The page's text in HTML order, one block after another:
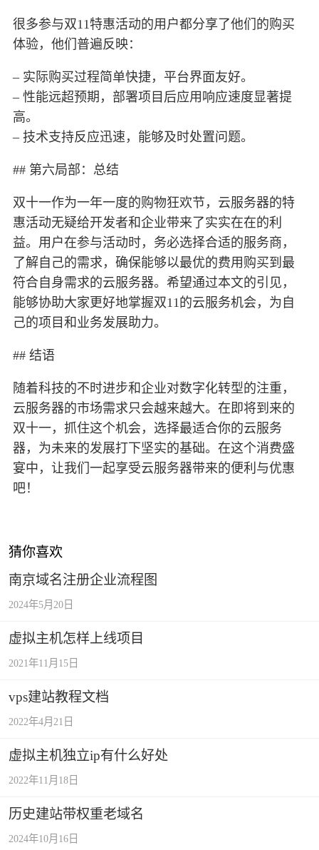
很多参与双11特惠活动的用户都分享了他们的购买
体验，他们普遍反映：
– 实际购买过程简单快捷，平台界面友好。
– 性能远超预期，部署项目后应用响应速度显著提
高。
– 技术支持反应迅速，能够及时处置问题。
## 第六局部：总结
双十一作为一年一度的购物狂欢节，云服务器的特
惠活动无疑给开发者和企业带来了实实在在的利
益。用户在参与活动时，务必选择合适的服务商，
了解自己的需求，确保能够以最优的费用购买到最
符合自身需求的云服务器。希望通过本文的引见，
能够协助大家更好地掌握双11的云服务机会，为自
己的项目和业务发展助力。
## 结语
随着科技的不时进步和企业对数字化转型的注重，
云服务器的市场需求只会越来越大。在即将到来的
双十一，抓住这个机会，选择最适合你的云服务
器，为未来的发展打下坚实的基础。在这个消费盛
宴中，让我们一起享受云服务器带来的便利与优惠
吧！
猜你喜欢
南京域名注册企业流程图
2024年5月20日
虚拟主机怎样上线项目
2021年11月15日
vps建站教程文档
2022年4月21日
虚拟主机独立ip有什么好处
2022年11月18日
历史建站带权重老域名
2024年10月16日